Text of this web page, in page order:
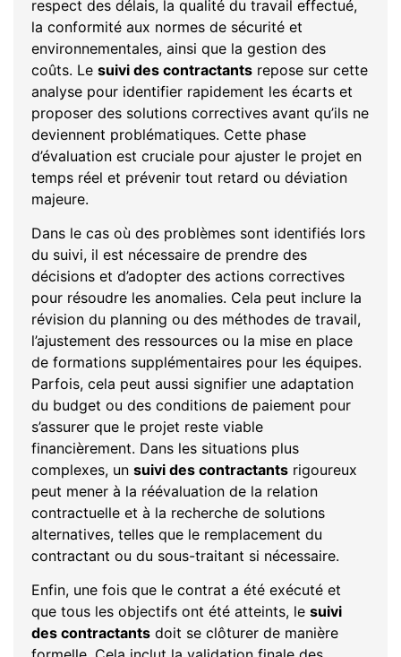
respect des délais, la qualité du travail effectué,
la conformité aux normes de sécurité et
environnementales, ainsi que la gestion des
coûts. Le suivi des contractants repose sur cette
analyse pour identifier rapidement les écarts et
proposer des solutions correctives avant qu’ils ne
deviennent problématiques. Cette phase
d’évaluation est cruciale pour ajuster le projet en
temps réel et prévenir tout retard ou déviation
majeure.
Dans le cas où des problèmes sont identifiés lors
du suivi, il est nécessaire de prendre des
décisions et d’adopter des actions correctives
pour résoudre les anomalies. Cela peut inclure la
révision du planning ou des méthodes de travail,
l’ajustement des ressources ou la mise en place
de formations supplémentaires pour les équipes.
Parfois, cela peut aussi signifier une adaptation
du budget ou des conditions de paiement pour
s’assurer que le projet reste viable
financièrement. Dans les situations plus
complexes, un suivi des contractants rigoureux
peut mener à la réévaluation de la relation
contractuelle et à la recherche de solutions
alternatives, telles que le remplacement du
contractant ou du sous-traitant si nécessaire.
Enfin, une fois que le contrat a été exécuté et
que tous les objectifs ont été atteints, le suivi
des contractants doit se clôturer de manière